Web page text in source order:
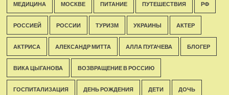
МЕДИЦИНА МОСКВЕ ПИТАНИЕ ПУТЕШЕСТВИЯ РФ
РОССИЕЙ РОССИИ ТУРИЗМ УКРАИНЫ АКТЕР
АКТРИСА АЛЕКСАНДР МИТТА АЛЛА ПУГАЧЕВА БЛОГЕР
ВИКА ЦЫГАНОВА ВОЗВРАЩЕНИЕ В РОССИЮ
ГОСПИТАЛИЗАЦИЯ ДЕНЬ РОЖДЕНИЯ ДЕТИ ДОЧЬ